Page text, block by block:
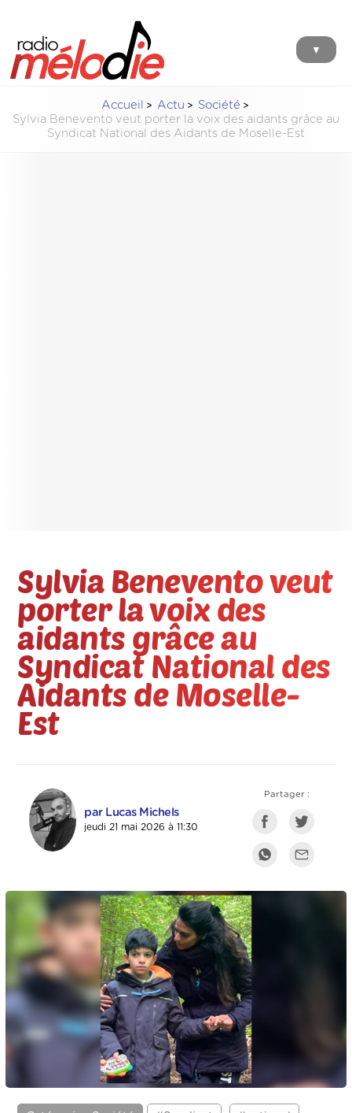
▼
Accueil Actu
Société
Sylvia Benevento veut porter la voix des aidants grâce au
Syndicat National des Aidants de Moselle-Est
Sylvia Benevento veut
porter la voix des
aidants grâce au
Syndicat National des
Aidants de Moselle-
Est
par Lucas Michels
jeudi 21 mai 2026 à 11:30
Partager :